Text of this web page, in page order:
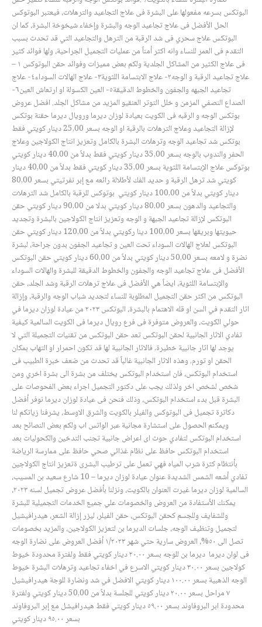
البوتكس بسرعه مفعولها على البشرة فى علاج التجاعيد والترهلات، فيعتبر البوتوكس
الحل الأفضل فى علاج تجاعيد الوجه والبشرة وإخفاء شيخوخة البشرة، كما ان
البوتكس علاج سحري فى شد الرقبة من الترهل والتجاعيد التي قد تحدث بسبب
التقدم فى العمر للنساء وانه اكثر أمناً من عمليات التجميل الجراحية، ولها فوائد كثير
فى علاج الكثير من المشاكل الجلدية ولكم بعض مميزات وفوائد حقن البوتوكس ١ –
علاج تجاعيد الرقبة و الوجه٢- علاج الابتسامة اللثوية٣- علاج الهالات السوداء٤- علاج
تجاعيد الجبهه والجفون والخطوط الدقيقة٥- العين الكسولة او ارتعاش العين٦-
الصداع النصفي المزمن و خلل التوتر العنقيو المزيد من مشاكل الجلد. افضل عروض
بوتكس الوجه و الرقبه فى الكويت بعيادة لوزان ديرما ورويال ديرما حقنة بوتكس
لإزالة التجاعيد وعلاج الترهلات بالرقبة او الوجه بسعر 25,00 دينار كويتي فقط
بوتكس شد تجاعيد الوجه وترهلات البشرة بالكامل وتعزيز انتاج الكولاجين وعلاج
الحفر والندوب بالوجه بسعر 35,00 دينار كويتي فقط بدلاً من 40,00 دينار كويتي
بوتوكس علاج الإبتسامة اللثوية بسعر 35,00 دينار كويتي فقط بدلاً من 40,00 دينار
كويتي شد ترهل الرقبة و حديد الفك لأطلالة رائعه مع إبر نفرتيتي بسعر 80,00
دينار كويتي بدلاً من 100,00 دينار كويتي بوتوكس للرقبة بالكامل شد الترهلات
والتجاعيد والدهون بسعر 80,00 دينار كويتي بدلا من 90,00 دينار كويتي حقن
البوتكس لإزالة تجاعيد الجبهة و الوجه وتعزيز انتاج الكولاجين بالبشرة وتجديد
حيويتها وبريقها بسعر 100,00 دينا ركويتي بدلاً من 120,00 دينار كويتي حقن
البوتكس لعلاج الهالات السوداء تحت العين و تجاعيد الجفون بدون جراحة، لبشرة
نضرة و لامعه بسعر 50,00 دينار كويتي بدلاً من 60,00 دينار كويتي حقن البوتكس
الأفضل فى علاج تجاعيد الوجه والجفون والخطوط الدقيقة للبشرة والهالات السوداء
والإبتسامة اللثوية، ايضاً هي الأفضل فى علاج ترهلات الرقبة وشد الجلد، حقن
البوتكس من اكثر حقن التجميل المطلوبة للنساء لتجديد شباب الوجه والرقبة، وإزالة
اثار التقدم في السن او قله الاهتمام بالبشرة، البوتكس ٢٠٢٣ من عيادة لوزان ديرما في
حولي الكويت، والعروض متوفرة فى فرع رويال ديرما فى الكويت السالمية كيفية
تفادي الاثار الجانبية لحقن البوتكس تعد حقن البوتكس من تقنيات التجميلة التي لا
يوجد لها اثار جانبية خطيرة, فالاثار الجانبية لها قد تكون احمرار او التهاب بمكان
الحقن او تورم, وهذه الاثار الجانبية غالباً قد تحدث من ضعف خبرة الطبيب فى
استخدام البوتكس، فان استخدام البوتكس يختلف من بشرة الى بشرة اخري ومن
شخص لشخص اخر ولذلك يجب على دكتور التجميل اجراء بعض الفحوصات على
البشرة قبل بدء استخدام البوتكس، وذلك فنحن فى عيادة لوزان ديرما نوفر أفضل
دكاترة تجميل فى البوتوكس والفيلر بالكويت والشرق الاوسط، يشرفنا زياتكم لنا
ويمكنم الحصول على استشارة مجانية عبر الواتس اب ولكم بعض النصائح بعد
استخدام البوتكس لتفادي حوث اى اعراض جانبية تجنب التدخين والكحوليات بعد
استخدام البوتكس حافظ على نظام غذائي صحي حافظ على ممارسة الرياضة
بأنتظام كثرة شرب المياه فهي تعمل على ترطيب البشرى ةتعزيز انتاج الكولاجين
تفادي أشعه الشمس الشديدة عنوان عيادة لوزان ديرما – 10 شارع سعيد بن المسيب،
السالمية لوزان ديرما غيرت العنوان بالكويت، ونزلنا بأفضل عروض تجميل لسنه ٢٠٢٣،
يمكنك الأستفادة من العروض والخصومات علي جميع الخدمات التجميلية للبشرة
وللشفايف وللجسم كحقن البوتكس، حقن الفيلر، ليزر إزالة الشعر، هيدرافيشيل
لتجميل وتنظيف الوجه، جلسات الديرما بن لتعزيز الكولاجين، والمزيد بخصومات
تصل الى ٥٠%، العروض سارية حتي شهر ١/٢٠٢٣ أفضل العروض على نضارة الوجه
فى لوان ديرما ديرما بن للوجه بسعر ٢٠.٠٠ دينار كويتي فقط ولفترة محدودة خيوط
كولاجين بسعر ٣٠.٠٠ دينار كويتي الاسرع في اخفاء تجاعيد وترهلات البشرة خيوط
الوجه الذهبية بسعر ١٠٠.٠٠ دينار كويتي الافضل في شد ونضارة للوجة هيدرافيشيل
٧ مراحل بسعر ٢٠.٠٠ دينار كويتي للجلسة بدلاً من 50,00 دينار كويتي ولفترة
محدودة ابر البروفاوند بسعر ٥٩.٠٠ دينار كويتي فقط هيدرافيشل مع إبر البروفاوند
بسعر ٩٥.٠٠ دينار كويتي
رويال
ديرما